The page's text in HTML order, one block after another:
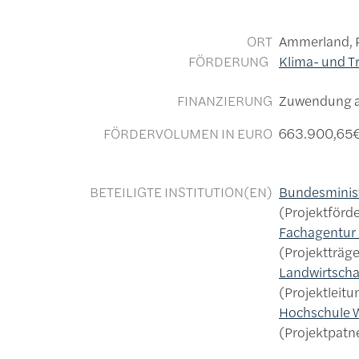
ORT Ammerland,
FÖRDERUNG
Klima- und
FINANZIERUNG Zuwendung
FÖRDERVOLUMEN IN EURO
BETEILIGTE INSTITUTION(EN)
Hochschule